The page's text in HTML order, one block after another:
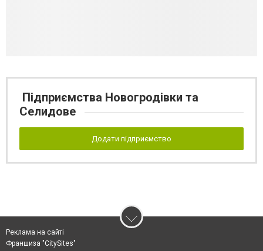
Підприємства Новогродівки та
Селидове
Додати підприємство
Реклама на сайті
Франшиза "CitySites"